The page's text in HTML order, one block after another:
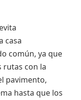
casa
común, ya que
rutas con la
pavimento,
hasta que los